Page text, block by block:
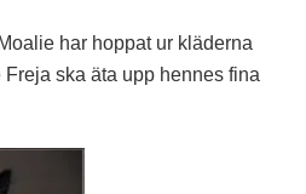
har hoppat ur kläderna
ska äta upp hennes fina